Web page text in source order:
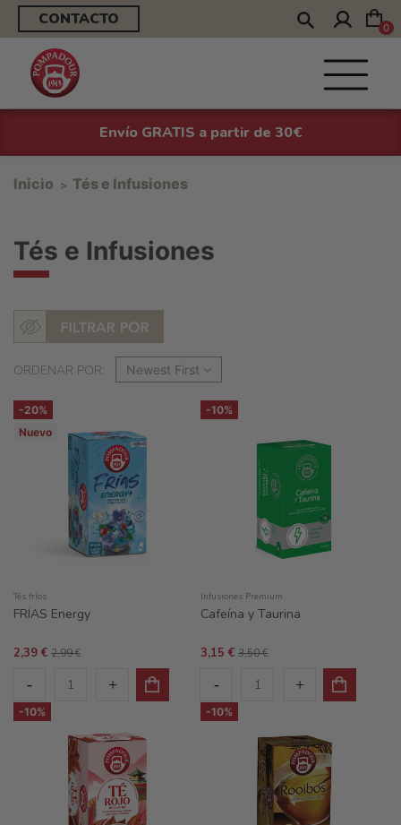
CONTACTO 0
Envío GRATIS a partir de 30€
Inicio Tés e Infusiones
Tés e Infusiones
ORDENAR POR: Newest First
-20%
Nuevo
Tés fríos
FRÍAS Energy
2,39 € 2,99 €
-10%
Infusiones Premium
Cafeína y Taurina
3,15 € 3,50 €
-10% -10%